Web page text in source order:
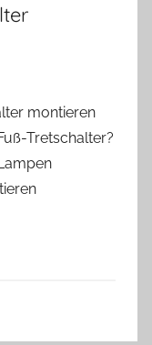
montieren
Tretschalter?